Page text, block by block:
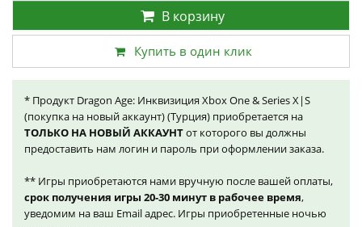
В корзину
Купить в один клик
* Продукт Dragon Age: Инквизиция Xbox One & Series X|S
(покупка на новый аккаунт) (Турция) приобретается на
ТОЛЬКО НА НОВЫЙ АККАУНТот которого вы должны
предоставить нам логин и пароль при оформлении заказа.
** Игры приобретаются нами вручную после вашей оплаты,
срок получения игры 20-30 минут в рабочее время,
уведомим на ваш Email адрес. Игры приобретенные ночью